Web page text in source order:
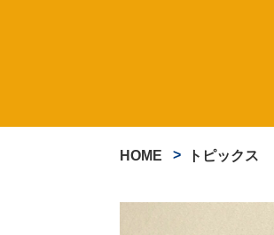
HOME トピックス